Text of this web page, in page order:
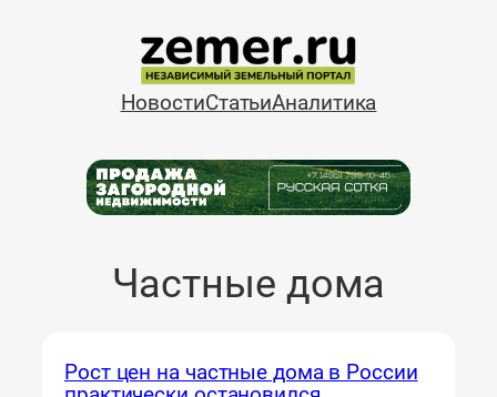
содержимому
НовостиСтатьиАналитика
Частные дома
Рост цен на частные дома в России